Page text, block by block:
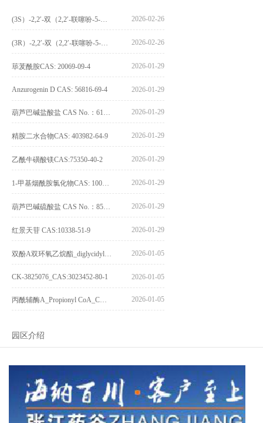
2026-02-26
2026-02-26
荜茇酰胺CAS: 20069-09-4 2026-01-29
Anzurogenin D CAS: 56816-69-4 2026-01-29
2026-01-29
精胺二水合物CAS: 403982-64-9 2026-01-29
乙酰牛磺酸镁CAS:75350-40-2 2026-01-29
2026-01-29
2026-01-29
红景天苷 CAS:10338-51-9 2026-01-29
2026-01-05
CK-3825076_CAS:3023452-80-1 2026-01-05
2026-01-05
园区介绍